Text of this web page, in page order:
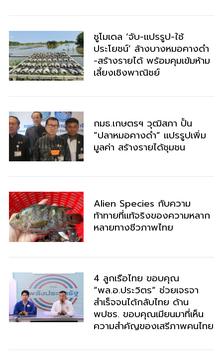
ชูโมเดล​ ‘จับ-แปรรูป-ใช้
ประโยชน์’​ ล้างบางหมอคางดำ​
-สร้างรายได้​ พร้อมคุมเข้มห้าม
เลี้ยงเชิงพาณิชย์​
กมธ.เกษตรฯ วุฒิสภา ปั้น
“ปลาหมอคางดำ” แปรรูปเพิ่ม
มูลค่า สร้างรายได้ชุมชน
Alien Species กับความ
ท้าทายที่แท้จริงของความหลาก
หลายทางชีวภาพไทย
4 ลูกเรือไทย ขอบคุณ
“พล.อ.ประวิตร” ช่วยเจรจา
สำเร็จจนได้กลับไทย ด้าน
พปชร. ขอบคุณเมียนมาที่เห็น
ความสำคัญของเสรีภาพคนไทย